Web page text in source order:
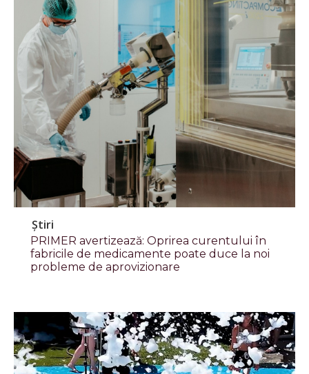
Știri
PRIMER avertizează: Oprirea curentului în
fabricile de medicamente poate duce la noi
probleme de aprovizionare